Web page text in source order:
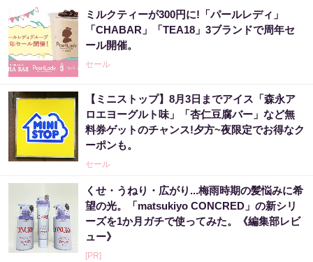
ミルクティーが300円に!「パールレディ」
「CHABAR」「TEA18」3ブランドで周年セ
ール開催。
セール
【ミニストップ】8月3日までアイス「森永ア
ロエヨーグルト味」「杏仁豆腐バー」など無
料券ゲットのチャンス!夕方~夜限定でお得なク
ーポンも。
セール
くせ・うねり・広がり...梅雨時期の髪悩みに希
望の光。「matsukiyo CONCRED」の新シリ
ーズを1か月ガチで使ってみた。《編集部レビ
ュー》
[PR]